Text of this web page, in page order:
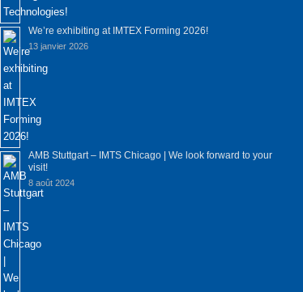
We’re exhibiting at IMTEX Forming 2026!
13 janvier 2026
AMB Stuttgart – IMTS Chicago | We look forward to your
visit!
8 août 2024